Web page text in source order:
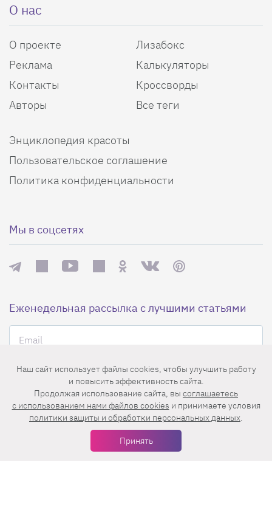
О нас
О проекте
Реклама
Контакты
Авторы
Лизабокс
Калькуляторы
Кроссворды
Все теги
Энциклопедия красоты
Пользовательское соглашение
Политика конфиденциальности
Мы в соцсетях
Еженедельная рассылка с лучшими статьями
Нажимая на кнопку «Подписаться», вы принимаете условия
пользовательского соглашения,политики конфиденциальности
Наш сайт использует файлы cookies, чтобы улучшить работу
и повысить эффективность сайта.
Продолжая использование сайта, вы соглашаетесь
c использованием нами файлов cookies и принимаете условия
политики защиты и обработки персональных данных.
Принять